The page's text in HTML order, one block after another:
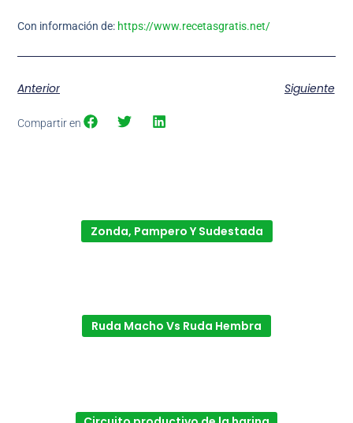
Con información de: https://www.recetasgratis.net/
Anterior Siguiente
Compartir en
Zonda, Pampero Y Sudestada
Ruda Macho Vs Ruda Hembra